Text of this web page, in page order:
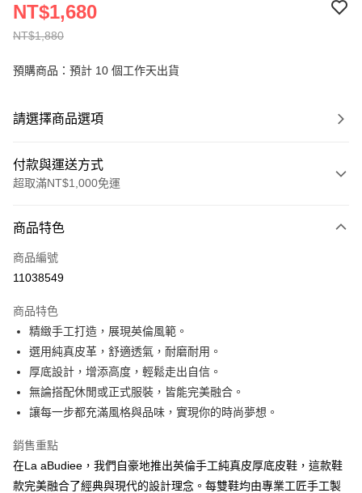
NT$1,880
NT$1,680
預購商品：預計 10 個工作天出貨
請選擇商品選項
付款與運送方式
超取滿NT$1,000免運
信用卡一次付款
LINE Pay
悠遊付
ATM付款
貨到付款
付款後全家純取貨
每筆NT$100，滿NT$1,000(含以上)免運費
商品特色
商品編號
11038549
商品特色
精緻手工打造，展現英倫風範。
選用純真皮革，舒適透氣，耐磨耐用。
厚底設計，增添高度，輕鬆走出自信。
無論搭配休閒或正式服裝，皆能完美融合。
讓每一步都充滿風格與品味，實現你的時尚夢想。
銷售重點
在La aBudiee，我們自豪地推出英倫手工純真皮厚底皮鞋，這款鞋
款完美融合了經典與現代的設計理念。每雙鞋均由專業工匠手工製